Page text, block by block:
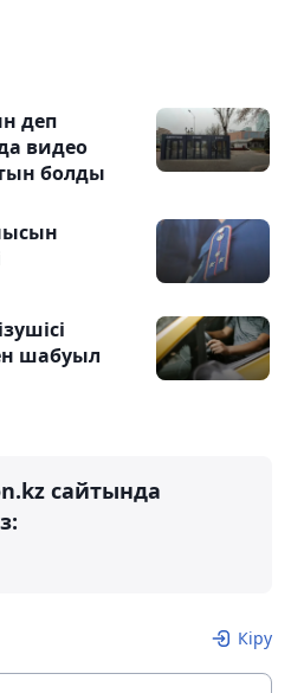
деп
видео
болды
шабуыл
сайтында
Кіру